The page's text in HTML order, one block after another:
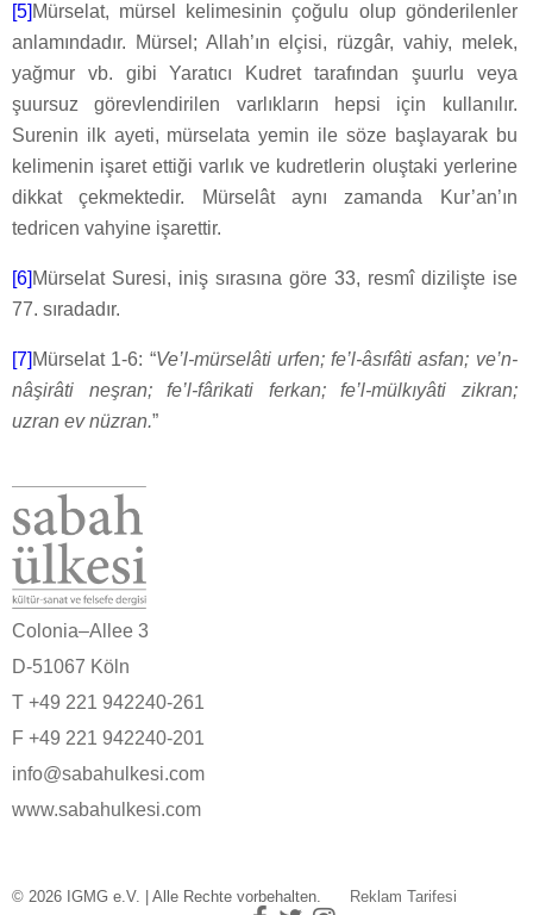
[5] Mürselat, mürsel kelimesinin çoğulu olup gönderilenler
anlamındadır. Mürsel; Allah’ın elçisi, rüzgâr, vahiy, melek,
yağmur vb. gibi Yaratıcı Kudret tarafından şuurlu veya
şuursuz görevlendirilen varlıkların hepsi için kullanılır.
Surenin ilk ayeti, mürselata yemin ile söze başlayarak bu
kelimenin işaret ettiği varlık ve kudretlerin oluştaki yerlerine
dikkat çekmektedir. Mürselât aynı zamanda Kur’an’ın
tedricen vahyine işarettir.
[6] Mürselat Suresi, iniş sırasına göre 33, resmî dizilişte ise
77. sıradadır.
[7] Mürselat 1-6: “Ve’l-mürselâti urfen; fe’l-âsıfâti asfan; ve’n-
nâşirâti neşran; fe’l-fârikati ferkan; fe’l-mülkıyâti zikran;
uzran ev nüzran.”
Colonia–Allee 3
D-51067 Köln
T +49 221 942240-261
F +49 221 942240-201
info@sabahulkesi.com
www.sabahulkesi.com
© 2026 IGMG e.V. | Alle Rechte vorbehalten.
Reklam Tarifesi